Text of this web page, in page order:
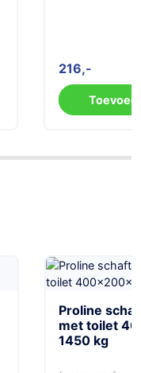
241
Proline